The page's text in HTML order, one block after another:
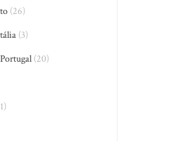
(26)
(3)
(20)